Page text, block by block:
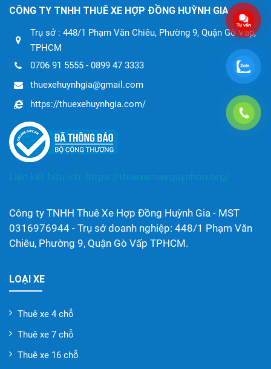
CÔNG TY TNHH THUÊ XE HỢP ĐỒNG HUỲNH GIA
Trụ sở : 448/1 Phạm Văn Chiêu, Phường 9, Quận Gò Vấp,
TPHCM
0706 91 5555 - 0899 47 3333
thuexehuynhgia@gmail.com
https://thuexehuynhgia.com/
Liên kết hữu ích: https://thuexemayquynhon.org/
Công ty TNHH Thuê Xe Hợp Đồng Huỳnh Gia - MST
0316976944 - Trụ sở doanh nghiệp: 448/1 Phạm Văn
Chiêu, Phường 9, Quận Gò Vấp TPHCM.
LOẠI XE
Thuê xe 4 chỗ
Thuê xe 7 chỗ
Thuê xe 16 chỗ